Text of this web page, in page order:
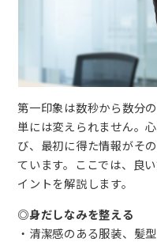
第一印象は数秒から数分
単には変えられません。
び、最初に得た情報がそ
ています。ここでは、良
イントを解説します。
◎身だしなみを整える
・清潔感のある服装、髪